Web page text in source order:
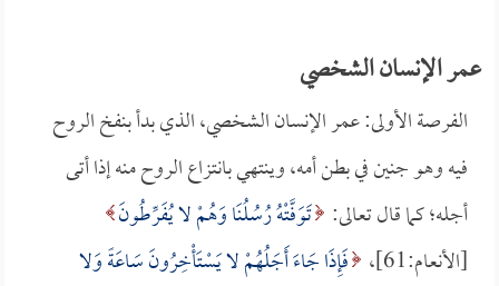
عمر الإنسان الشخصي
الفرصة الأولى: عمر الإنسان الشخصي، الذي بدأ بنفخ الروح
فيه وهو جنين في بطن أمه، وينتهي بانتزاع الروح منه إذا أتى
أجله؛ كما قال تعالى: تَوَفَّتْهُ رُسُلُنَا وَهُمْ لا يُفَرِّطُونَ
[الأنعام:61]،
فَإِذَا جَاءَ أَجَلُهُمْ لا يَسْتَأْخِرُونَ سَاعَةً وَلا